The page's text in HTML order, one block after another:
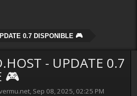
0.7 DISPONIBLE 🎮
- UPDATE 0.7
🎮
Sep 08, 2025, 02:25 PM